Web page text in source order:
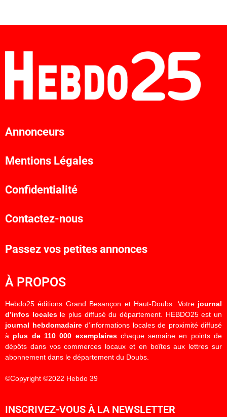
Annonceurs
Mentions Légales
Confidentialité
Contactez-nous
Passez vos petites annonces
À PROPOS
Hebdo25 éditions Grand Besançon et Haut-Doubs. Votre journal
d’infos localesle plus diffusé du département. HEBDO25 est un
journal hebdomadaired’informations locales de proximité diffusé
à plus de 110 000 exemplaireschaque semaine en points de
dépôts dans vos commerces locaux et en boîtes aux lettres sur
abonnement dans le département du Doubs.
©Copyright ©2022 Hebdo 39
INSCRIVEZ-VOUS À LA NEWSLETTER